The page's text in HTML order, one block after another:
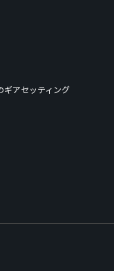
ギアセッティング